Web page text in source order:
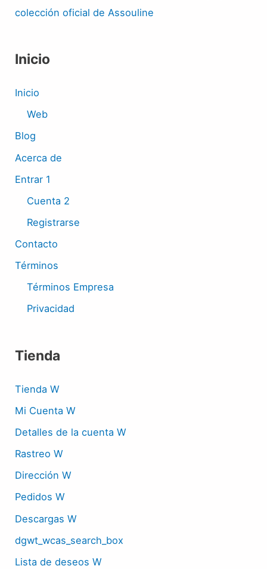
colección oficial de Assouline
Inicio
Inicio
Web
Blog
Acerca de
Entrar 1
Cuenta 2
Registrarse
Contacto
Términos
Términos Empresa
Privacidad
Tienda
Tienda W
Mi Cuenta W
Detalles de la cuenta W
Rastreo W
Dirección W
Pedidos W
Descargas W
dgwt_wcas_search_box
Lista de deseos W